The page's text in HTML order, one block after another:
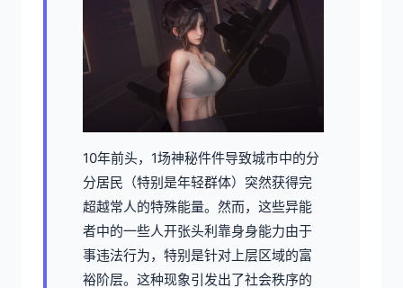
10年前头，1场神秘件件导致城市中的分
分居民（特别是年轻群体）突然获得完
超越常人的特殊能量。然而，这些异能
者中的一些人开张头利靠身身能力由于
事违法行为，特别是针对上层区域的富
裕阶层。这种现象引发出了社会秩序的